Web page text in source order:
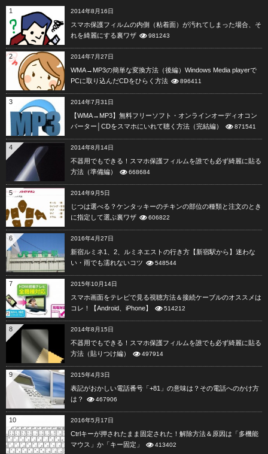
1 2014年8月16日
スマホ保護フィルムの内側（粘着面）が汚れてしまった場合、そ
れを綺麗にする裏ワザ
981243
2 2014年7月27日
WMA→MP3の簡単な変換方法（後編）Windows Media playerで
PCに取り込んだCDをひらく方法
896411
3 2014年7月31日
【WMA→MP3】無料フリーソフト・オンラインオーディオコン
バーター│CDをスマホにいれて聴く方法（完結編）
871541
4 2014年8月14日
不器用でもできる！スマホ保護フィルムを誰でも必ず綺麗に貼る
方法（準備編）
668684
5 2014年9月5日
じつは選べる？ケンタッキーのチキンの部位の種類と注文のとき
に指定して選ぶ裏ワザ
606822
6 2016年4月27日
新宿ルミネ1、2、ルミネエストの行き方【新宿駅から】迷わな
い・雨でも濡れないコツ
548544
7 2015年10月14日
スマホ画面をテレビで見る視聴方法＆接続ケーブルのオススメは
コレ！【Android、iPhone】
514212
8 2014年8月15日
不器用でもできる！スマホ保護フィルムを誰でも必ず綺麗に貼る
方法（貼りつけ編）
497914
9 2015年4月3日
表記がおかしい電話番号「+81」の意味は？その電話へのかけ方
は？
467906
10 2016年5月17日
Ctrlキーが押されたまま固定された！解除方法＆原因は「多機能
マウス」か「キー固定」
413402